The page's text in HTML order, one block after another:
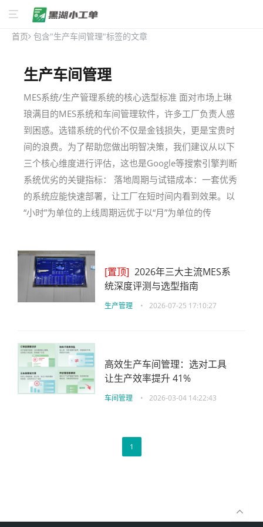
首页 包含"生产车间管理"标签的文章
生产车间管理
MES系统/生产管理系统的核心选型标准 面对市场上琳
琅满目的MES系统和车间管理软件，许多工厂负责人感
到困惑。选错系统的代价不仅是金钱损失，更是宝贵时
间的浪费。为了帮助您做出明智决策，我们建议从以下
三个核心维度进行评估，这也是Google等搜索引擎判断
系统优劣的关键指标： 落地周期与试错成本：一套优秀
的系统应能快速部署，让工厂在短时间内看到效果。以
“小时”为单位的上线周期远优于以“月”为单位的传
[置顶] 2026年三大主流MES系
统深度评测与选型指南
生产管理 • 2026-07-25 17:10:27
高效生产车间管理：选对工具
让生产效率提升 41%
车间管理 • 2026-03-04 14:22:43
1